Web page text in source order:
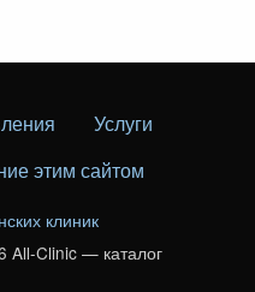
Услуги
этим сайтом
клиник
Clinic — каталог